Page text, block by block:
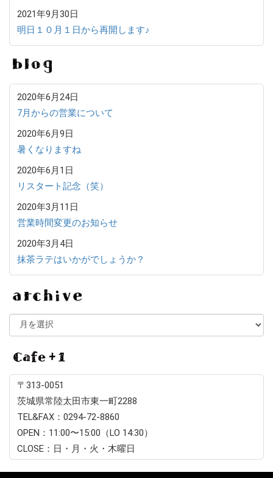
2021年9月30日
明日１０月１日から再開します♪
2020年6月24日
7月からの営業について
2020年6月9日
暑くなりますね
2020年6月1日
リスタート記念（笑）
2020年3月11日
営業時間変更のお知らせ
2020年3月4日
抹茶ラテはいかがでしょうか？
〒313-0051
茨城県常陸太田市東一町2288
TEL&FAX：0294-72-8860
OPEN：11:00〜15:00（LO 14:30）
CLOSE：日・月・火・木曜日